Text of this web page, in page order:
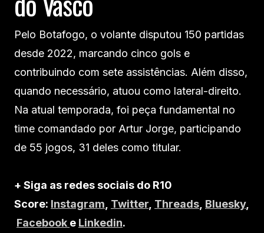
Pelo Botafogo, o volante disputou 150 partidas
desde 2022, marcando cinco gols e
contribuindo com sete assistências. Além disso,
quando necessário, atuou como lateral-direito.
Na atual temporada, foi peça fundamental no
time comandado por Artur Jorge, participando
de 55 jogos, 31 deles como titular.
+ Siga as redes sociais do R10
Score: Instagram, Twitter, Threads, Bluesky,
Facebook e Linkedin.